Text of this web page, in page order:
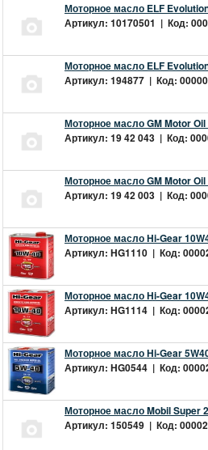
Моторное масло ELF
Артикул: 10170501 | Код:
Моторное масло ELF
Артикул: 194877 | Код:
Моторное масло GM Motor Oil
Артикул: 19 42 043 | Код:
Моторное масло GM Motor
Артикул: 19 42 003 | Код:
Моторное масло Hi-Gear
Артикул: HG1110 | Код:
Моторное масло Hi-Gear
Артикул: HG1114 | Код:
Моторное масло Hi-Gear
Артикул: HG0544 | Код:
Моторное масло Mobil Super
Артикул: 150549 | Код: